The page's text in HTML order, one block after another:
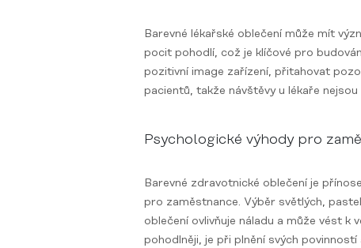
Barevné lékařské oblečení může mít
pocit pohodlí, což je klíčové pro
pozitivní image zařízení, přitahovat
pacientů, takže návštěvy u lékaře
Psychologické výhody pro
Barevné zdravotnické oblečení je
pro zaměstnance. Výběr světlých,
oblečení ovlivňuje náladu a může vést
pohodlněji, je při plnění svých